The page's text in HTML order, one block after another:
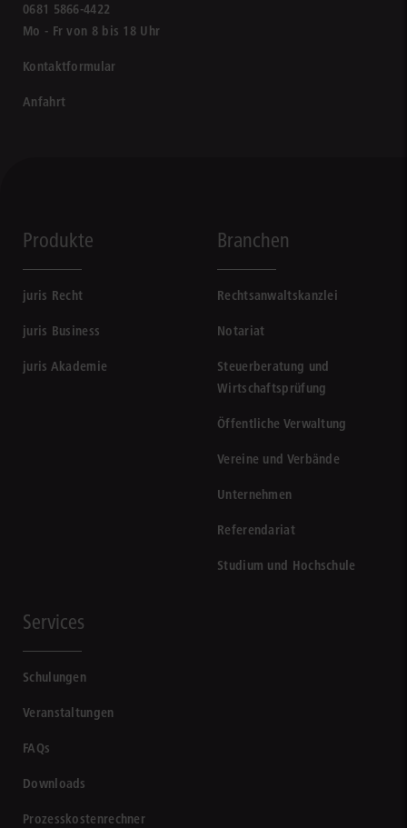
0681 5866-4422
Mo - Fr von 8 bis 18 Uhr
Kontaktformular
Anfahrt
Produkte
juris Recht
juris Business
juris Akademie
Branchen
Rechtsanwaltskanzlei
Notariat
Steuerberatung und
Wirtschaftsprüfung
Öffentliche Verwaltung
Vereine und Verbände
Unternehmen
Referendariat
Studium und Hochschule
Services
Schulungen
Veranstaltungen
FAQs
Downloads
Prozesskostenrechner